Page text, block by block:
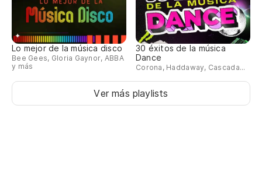
Lo mejor de la música disco
Bee Gees, Gloria Gaynor, ABBA
y más
30 éxitos de la música
Dance
Corona, Haddaway, Cascada...
Ver más playlists